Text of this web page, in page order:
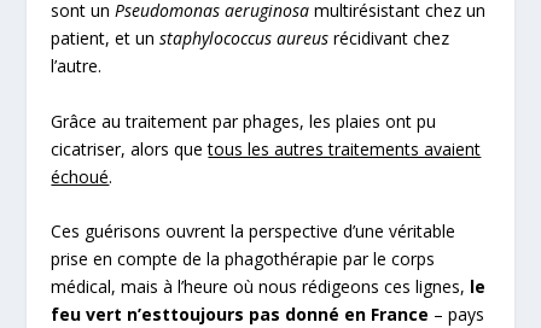
sont unPseudomonas aeruginosamultirésistant chez un
patient, et unstaphylococcus aureus récidivant chez
l’autre.
Grâce au traitement par phages, les plaies ont pu
cicatriser, alors quetous les autres traitements avaient
échoué.
Ces guérisons ouvrent la perspective d’une véritable
prise en compte de la phagothérapie par le corps
médical, mais à l’heure où nous rédigeons ces lignes, le
feu vert n’esttoujours pas donné en France – pays